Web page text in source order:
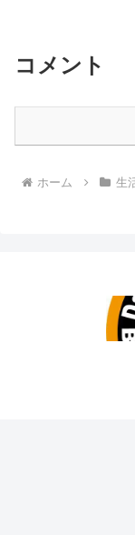
コメント
ホーム 生